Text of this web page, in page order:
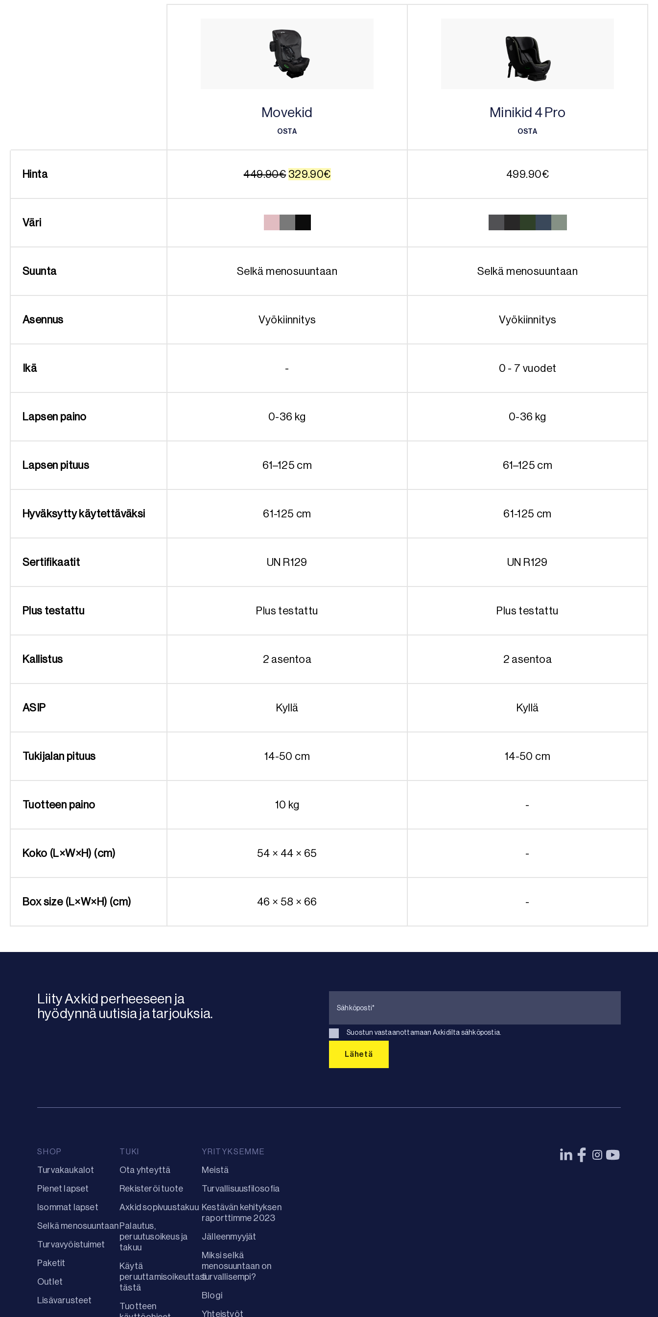
Movekid
OSTA
Minikid 4 Pro
OSTA
Hinta 449.90€ Alkuperäinen
329.90€Nykyinen
499.90€
Väri
Suunta Selkä menosuuntaan Selkä menosuuntaan
Asennus Vyökiinnitys Vyökiinnitys
Ikä - 0 - 7 vuodet
Lapsen paino 0-36 kg 0-36 kg
Lapsen pituus 61–125 cm 61–125 cm
Hyväksytty käytettäväksi 61-125 cm 61-125 cm
Sertifikaatit UN R129 UN R129
Plus testattu Plus testattu Plus testattu
Kallistus 2 asentoa 2 asentoa
ASIP Kyllä Kyllä
Tukijalan pituus 14-50 cm 14-50 cm
Tuotteen paino 10 kg -
Koko (L×W×H) (cm) 54 × 44 × 65 -
Box size (L×W×H) (cm) 46 × 58 × 66 -
Liity Axkid perheeseen ja
hyödynnä uutisia ja tarjouksia.
Suostun vastaanottamaan Axkidilta sähköpostia.
SHOP
Turvakaukalot
Pienet lapset
Isommat lapset
Selkä menosuuntaan
Turvavyöistuimet
Paketit
Outlet
Lisävarusteet
TUKI
Ota yhteyttä
Rekisteröi tuote
Axkid sopivuustakuu
Palautus,
peruutusoikeus ja
takuu
Käytä
peruuttamisoikeuttasi
tästä
Tuotteen
YRITYKSEMME
Meistä
Turvallisuusfilosofia
Kestävän kehityksen
raporttimme 2023
Jälleenmyyjät
Miksi selkä
menosuuntaan on
turvallisempi?
Blogi
Yhteistyöt